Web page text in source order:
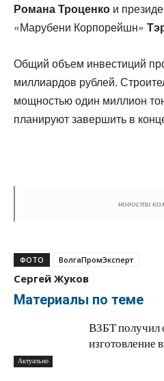
Романа Троценко и
«Марубени Корпорейшн»
Общий объем инвестиций
миллиардов рублей.
мощностью один миллион
планируют завершить в
новости
ФОТО ВолгаПромЭксперт
Сергей Жуков
Материалы по теме
Актуально
ВЗБТ получил
изготовление